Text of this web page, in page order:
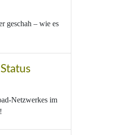
geschah – wie es
Netzwerkes im